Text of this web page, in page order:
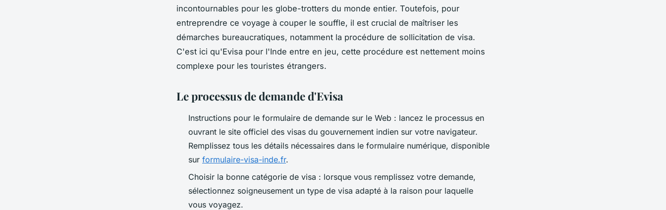
incontournables pour les globe-trotters du monde entier. Toutefois, pour
entreprendre ce voyage à couper le souffle, il est crucial de maîtriser les
démarches bureaucratiques, notamment la procédure de sollicitation de visa.
C'est ici qu'Evisa pour l'Inde entre en jeu, cette procédure est nettement moins
complexe pour les touristes étrangers.
Le processus de demande d'Evisa
Instructions pour le formulaire de demande sur le Web : lancez le processus en
ouvrant le site officiel des visas du gouvernement indien sur votre navigateur.
Remplissez tous les détails nécessaires dans le formulaire numérique, disponible
sur formulaire-visa-inde.fr.
Choisir la bonne catégorie de visa : lorsque vous remplissez votre demande,
sélectionnez soigneusement un type de visa adapté à la raison pour laquelle
vous voyagez.